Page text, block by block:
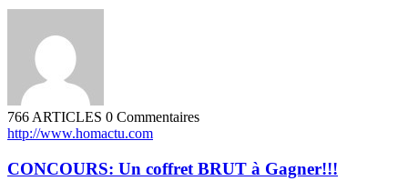
766 ARTICLES 0 Commentaires
http://www.homactu.com
CONCOURS: Un coffret BRUT à Gagner!!!